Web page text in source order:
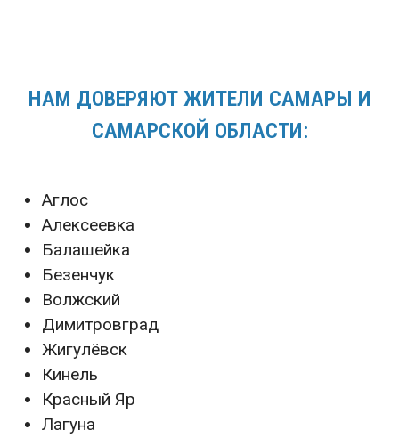
НАМ ДОВЕРЯЮТ ЖИТЕЛИ САМАРЫ И
САМАРСКОЙ ОБЛАСТИ:
Аглос
Алексеевка
Балашейка
Безенчук
Волжский
Димитровград
Жигулёвск
Кинель
Красный Яр
Лагуна